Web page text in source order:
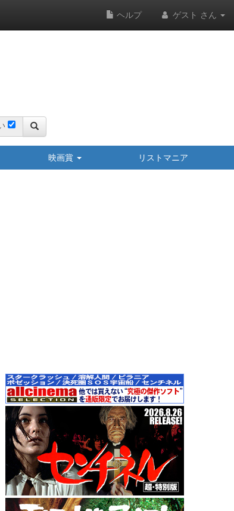
ヘルプ ゲスト さん
映画賞 リストマニア